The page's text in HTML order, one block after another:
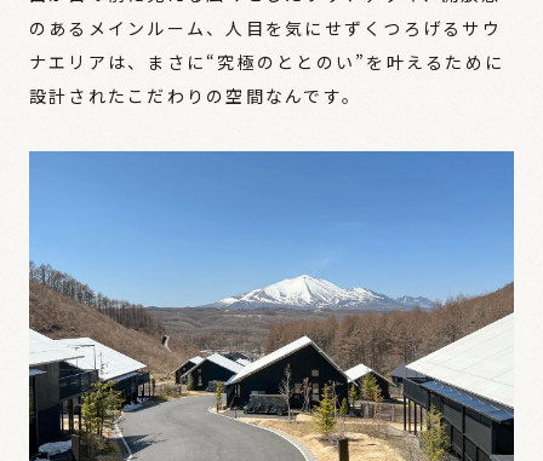
のあるメインルーム、人目を気にせずくつろげるサウ
ナエリアは、まさに“究極のととのい”を叶えるために
設計されたこだわりの空間なんです。